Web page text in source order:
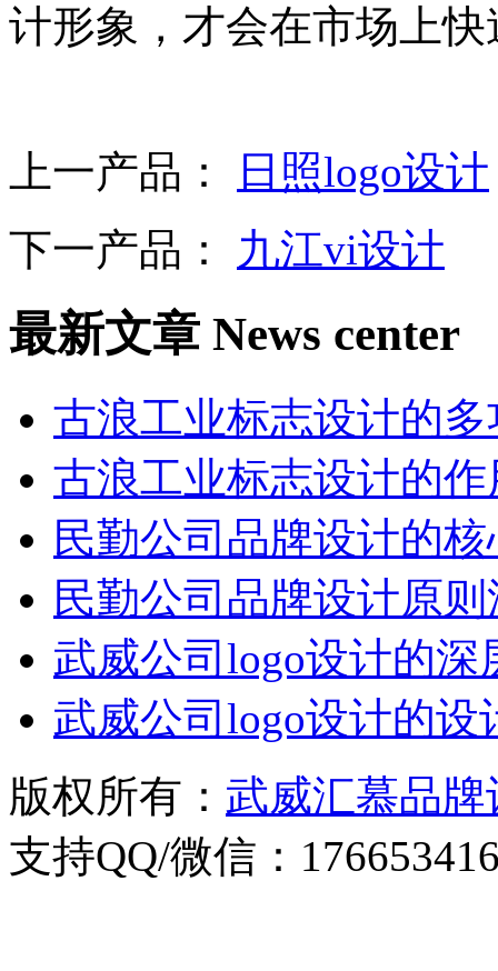
计形象，才会在市场上
上一产品：
日照logo设计
下一产品： 九江vi设计
最新文章 News center
古浪工业标志设计的
古浪工业标志设计的
民勤公司品牌设计的
民勤公司品牌设计原
武威公司logo设计的深
武威公司logo设计的设
版权所有： 武威汇慕品
支持QQ/微信：